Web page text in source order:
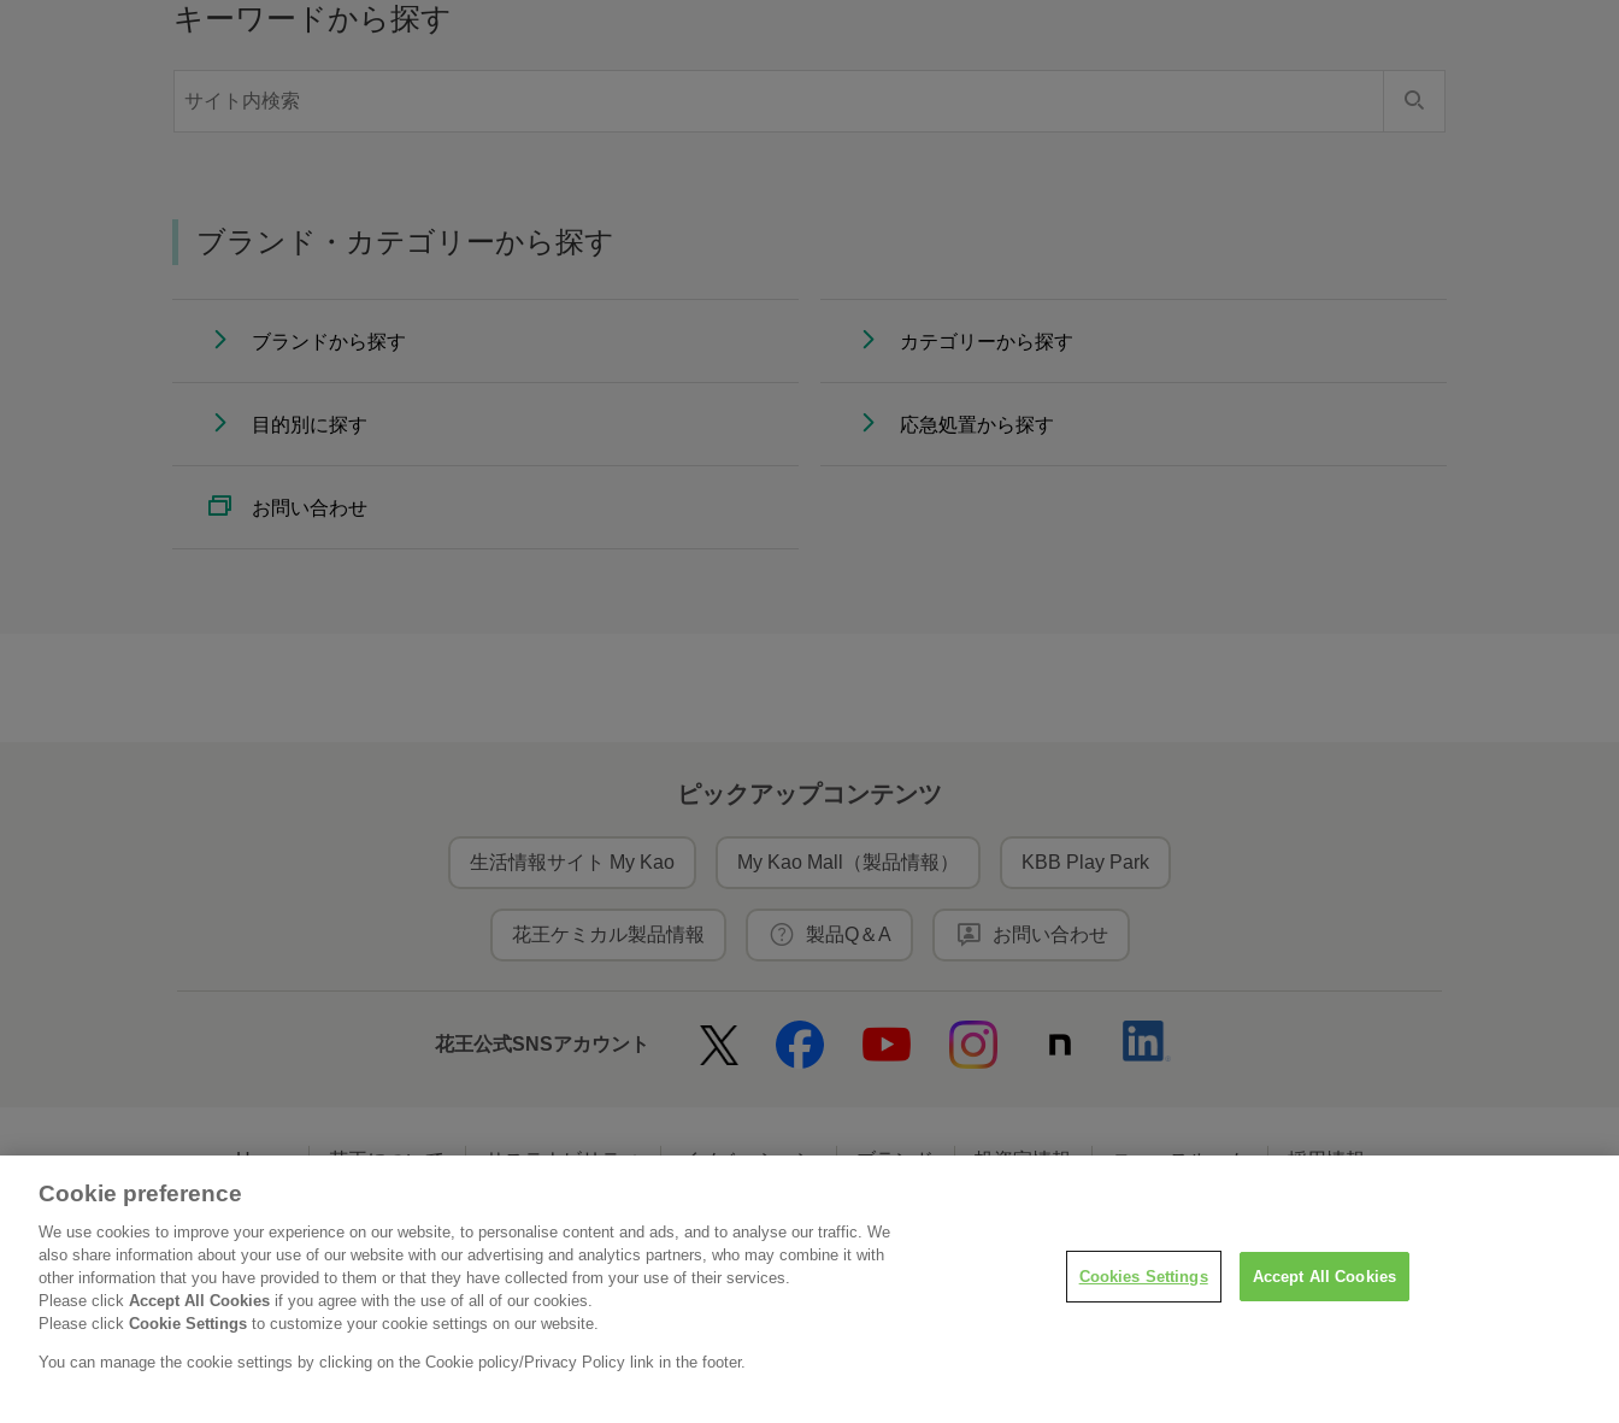
キーワードから探す
ブランド・カテゴリーから探す
ブランドから探す カテゴリーから探す
目的別に探す 応急処置から探す
お問い合わせ
ピックアップコンテンツ
生活情報サイト My Kao My Kao Mall（製品情報） KBB Play Park
花王ケミカル製品情報 製品Q＆A お問い合わせ
花王公式SNSアカウント
Home 花王について サステナビリティ イノベーション ブランド 投資家情報 ニュースルーム 採用情報
利用規約 花王のアクセシビリティ 個人情報保護方針 利用者情報の外部送信
Cookie preference
We use cookies to improve your experience on our website, to personalise content and ads, and to analyse our traffic. We
also share information about your use of our website with our advertising and analytics partners, who may combine it with
other information that you have provided to them or that they have collected from your use of their services.
Please click Accept All Cookies if you agree with the use of all of our cookies.
Please click Cookie Settings to customize your cookie settings on our website.
You can manage the cookie settings by clicking on the Cookie policy/Privacy Policy link in the footer.
Cookies Settings Accept All Cookies